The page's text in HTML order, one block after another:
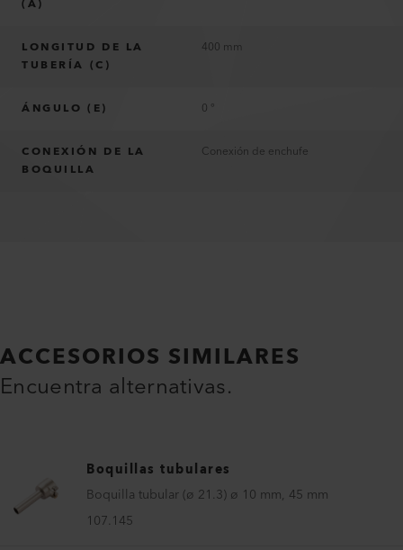
(A)
LONGITUD DE LA
TUBERÍA (C)
400 mm
ÁNGULO (E) 0 °
CONEXIÓN DE LA
BOQUILLA
Conexión de enchufe
ACCESORIOS SIMILARES
Encuentra alternativas.
Boquillas tubulares
Boquilla tubular (ø 21.3) ø 10 mm, 45 mm
107.145